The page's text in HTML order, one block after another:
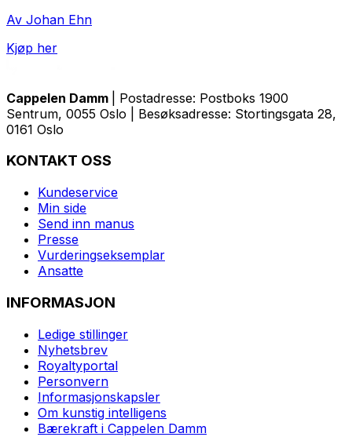
Av Johan Ehn
Kjøp her
Cappelen Damm
| Postadresse: Postboks 1900
Sentrum, 0055 Oslo | Besøksadresse: Stortingsgata 28,
0161 Oslo
KONTAKT OSS
Kundeservice
Min side
Send inn manus
Presse
Vurderingseksemplar
Ansatte
INFORMASJON
Ledige stillinger
Nyhetsbrev
Royaltyportal
Personvern
Informasjonskapsler
Om kunstig intelligens
Bærekraft i Cappelen Damm